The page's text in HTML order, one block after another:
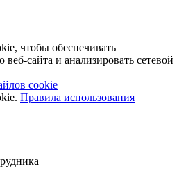
чтобы обеспечивать
сайта и анализировать сетевой
cookie
Правила использования